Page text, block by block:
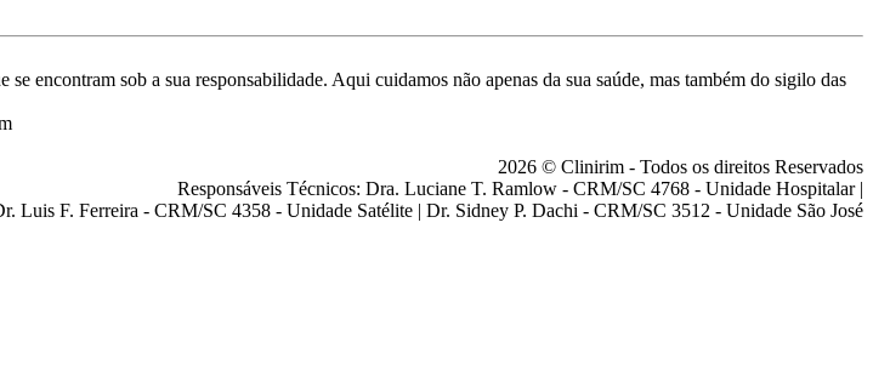
encontram sob a sua responsabilidade. Aqui cuidamos não apenas da sua saúde, mas também do sigilo das
2026 © Clinirim - Todos os direitos Reservados
Responsáveis Técnicos: Dra. Luciane T. Ramlow - CRM/SC 4768 - Unidade Hospitalar |
Luis F. Ferreira - CRM/SC 4358 - Unidade Satélite | Dr. Sidney P. Dachi - CRM/SC 3512 - Unidade São José